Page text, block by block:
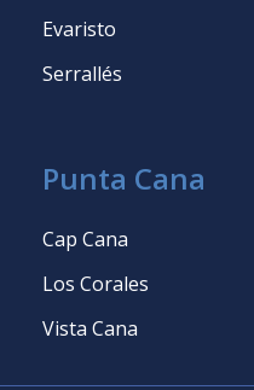
Evaristo
Serrallés
Punta Cana
Cap Cana
Los Corales
Vista Cana